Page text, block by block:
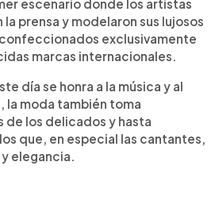
escenario donde los artistas
prensa y modelaron sus lujosos
exclusivamente
marcas internacionales.
día se honra a la música y al
la moda también toma
de los delicados y hasta
que, en especial las cantantes,
elegancia.